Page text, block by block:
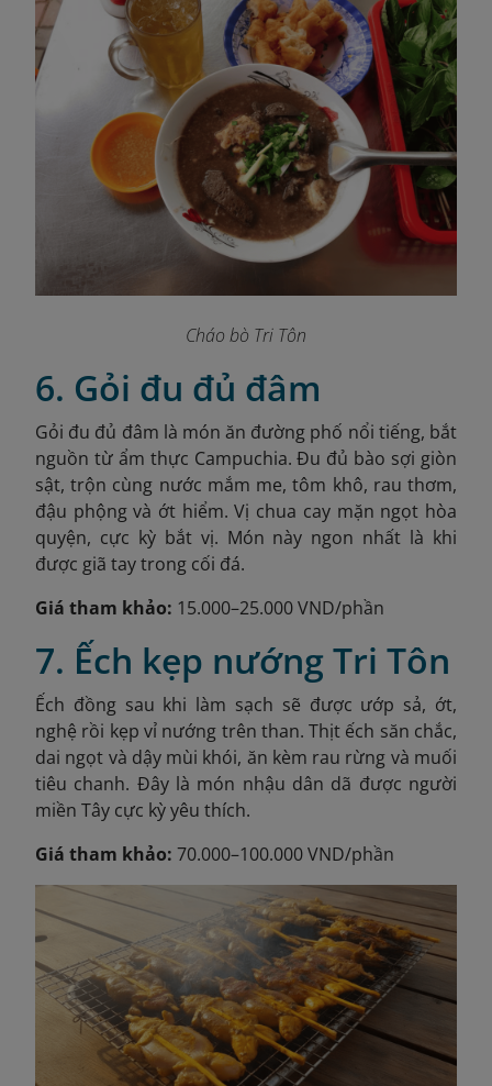
Cháo bò Tri Tôn
6. Gỏi đu đủ đâm
Gỏi đu đủ đâm là món ăn đường phố nổi tiếng, bắt
nguồn từ ẩm thực Campuchia. Đu đủ bào sợi giòn
sật, trộn cùng nước mắm me, tôm khô, rau thơm,
đậu phộng và ớt hiểm. Vị chua cay mặn ngọt hòa
quyện, cực kỳ bắt vị. Món này ngon nhất là khi
được giã tay trong cối đá.
Giá tham khảo: 15.000–25.000 VND/phần
7. Ếch kẹp nướng Tri Tôn
Ếch đồng sau khi làm sạch sẽ được ướp sả, ớt,
nghệ rồi kẹp vỉ nướng trên than. Thịt ếch săn chắc,
dai ngọt và dậy mùi khói, ăn kèm rau rừng và muối
tiêu chanh. Đây là món nhậu dân dã được người
miền Tây cực kỳ yêu thích.
Giá tham khảo: 70.000–100.000 VND/phần